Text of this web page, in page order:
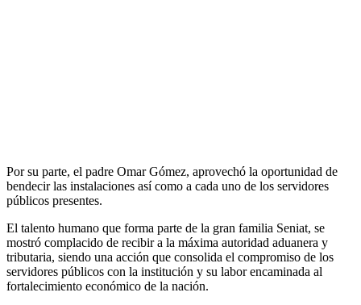
Por su parte, el padre Omar Gómez, aprovechó la oportunidad de
bendecir las instalaciones así como a cada uno de los servidores
públicos presentes.
El talento humano que forma parte de la gran familia Seniat, se
mostró complacido de recibir a la máxima autoridad aduanera y
tributaria, siendo una acción que consolida el compromiso de los
servidores públicos con la institución y su labor encaminada al
fortalecimiento económico de la nación.